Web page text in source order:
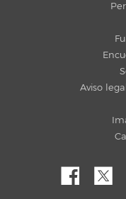
Aviso